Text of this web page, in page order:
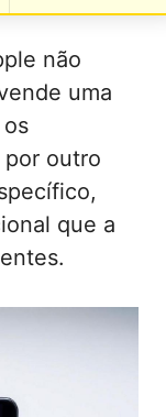
não
uma
por outro
que a